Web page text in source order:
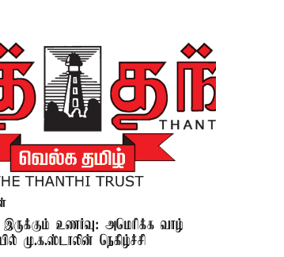
உணர்வு: அமெரிக்க வாழ்
மு.க.ஸ்டாலின் நெகிழ்ச்சி